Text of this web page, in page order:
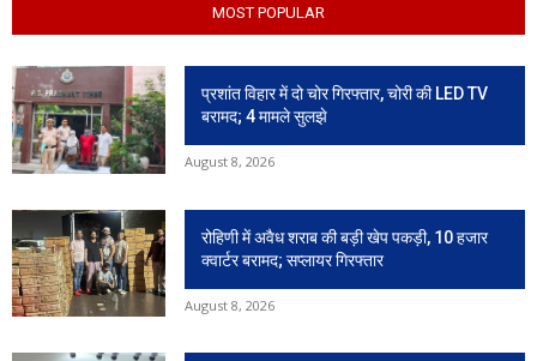
MOST POPULAR
प्रशांत विहार में दो चोर गिरफ्तार, चोरी की LED TV
बरामद; 4 मामले सुलझे
August 8, 2026
रोहिणी में अवैध शराब की बड़ी खेप पकड़ी, 10 हजार
क्वार्टर बरामद; सप्लायर गिरफ्तार
August 8, 2026